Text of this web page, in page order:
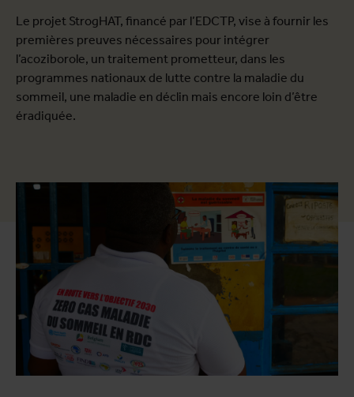
Le projet StrogHAT, financé par l’EDCTP, vise à fournir les
premières preuves nécessaires pour intégrer
l’acoziborole, un traitement prometteur, dans les
programmes nationaux de lutte contre la maladie du
sommeil, une maladie en déclin mais encore loin d’être
éradiquée.